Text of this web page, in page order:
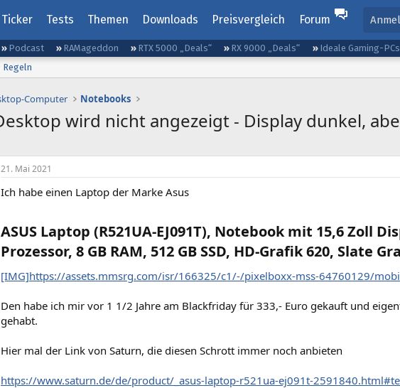
Ticker Tests Themen Downloads Preisvergleich Forum
Podcast RAMageddon RTX 5000 „Deals“ RX 9000 „Deals“ Ideale Gaming-PCs
Regeln
Computer Notebooks
wird nicht angezeigt - Display dunkel,
21. Mai 2021
Ich habe einen Laptop der Marke Asus
ASUS Laptop (R521UA-EJ091T), Notebook mit 15,6 Zoll
Prozessor, 8 GB RAM, 512 GB SSD, HD-Grafik 620, Slate
[IMG]https://assets.mmsrg.com/isr/166325/c1/-/pixelboxx-mss-64760129/
Den habe ich mir vor 1 1/2 Jahre am Blackfriday für 333,- Euro gekauft und
gehabt.
Hier mal der Link von Saturn, die diesen Schrott immer noch anbieten
https://www.saturn.de/de/product/_asus-laptop-r521ua-ej091t-